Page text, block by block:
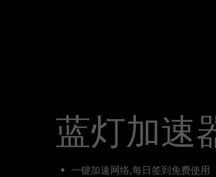
蓝灯加速
一键加速网络,每日签到免费使用